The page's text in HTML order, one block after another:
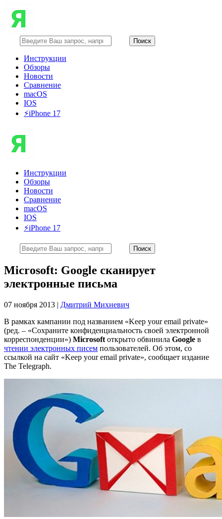
Инструкции
Обзоры
Новости
Сравнение
macOS
IOS
⚡️iPhone 17
Инструкции
Обзоры
Новости
Сравнение
macOS
IOS
⚡️iPhone 17
Microsoft: Google сканирует
электронные письма
07 ноября 2013 | Дмитрий Михневич
В рамках кампании под названием «Keep your email private»
(ред. – «Сохраните конфиденциальность своей электронной
корреспонденции») Microsoft открыто обвинила Google в
чтении электронных писем пользователей. Об этом, со
ссылкой на сайт «Keep your email private», сообщает издание
The Telegraph.